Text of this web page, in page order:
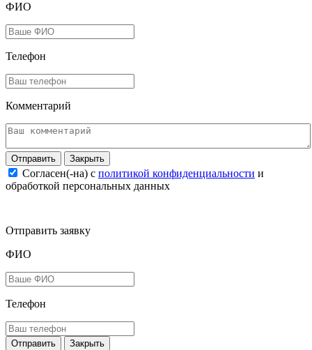
ФИО
Телефон
Комментарий
Закрыть
Согласен(-на) c политикой конфиденциальности и
обработкой персональных данных
Отправить заявку
ФИО
Телефон
Закрыть